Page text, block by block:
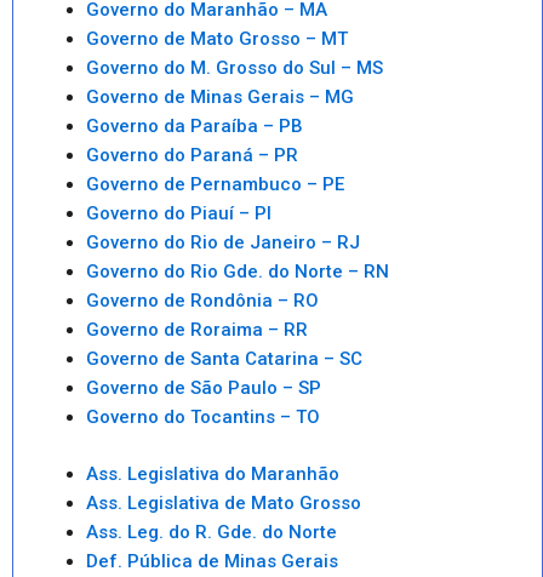
Governo do Maranhão – MA
Governo de Mato Grosso – MT
Governo do M. Grosso do Sul – MS
Governo de Minas Gerais – MG
Governo da Paraíba – PB
Governo do Paraná – PR
Governo de Pernambuco – PE
Governo do Piauí – PI
Governo do Rio de Janeiro – RJ
Governo do Rio Gde. do Norte – RN
Governo de Rondônia – RO
Governo de Roraima – RR
Governo de Santa Catarina – SC
Governo de São Paulo – SP
Governo do Tocantins – TO
Ass. Legislativa do Maranhão
Ass. Legislativa de Mato Grosso
Ass. Leg. do R. Gde. do Norte
Def. Pública de Minas Gerais